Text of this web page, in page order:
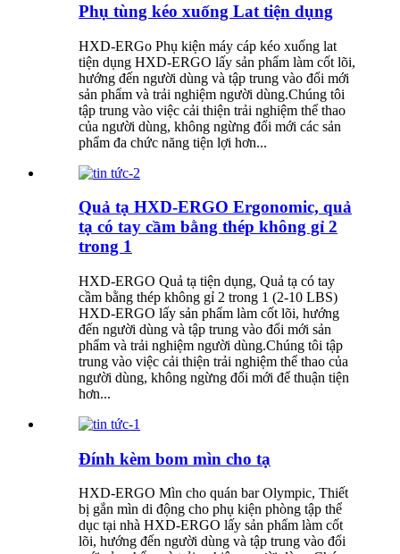
Phụ tùng kéo xuống Lat tiện dụng
HXD-ERGo Phụ kiện máy cáp kéo xuống lat
tiện dụng HXD-ERGO lấy sản phẩm làm cốt lõi,
hướng đến người dùng và tập trung vào đổi mới
sản phẩm và trải nghiệm người dùng.Chúng tôi
tập trung vào việc cải thiện trải nghiệm thể thao
của người dùng, không ngừng đổi mới các sản
phẩm đa chức năng tiện lợi hơn...
Quả tạ HXD-ERGO Ergonomic, quả
tạ có tay cầm bằng thép không gỉ 2
trong 1
HXD-ERGO Quả tạ tiện dụng, Quả tạ có tay
cầm bằng thép không gỉ 2 trong 1 (2-10 LBS)
HXD-ERGO lấy sản phẩm làm cốt lõi, hướng
đến người dùng và tập trung vào đổi mới sản
phẩm và trải nghiệm người dùng.Chúng tôi tập
trung vào việc cải thiện trải nghiệm thể thao của
người dùng, không ngừng đổi mới để thuận tiện
hơn...
Đính kèm bom mìn cho tạ
HXD-ERGO Mìn cho quán bar Olympic, Thiết
bị gắn mìn di động cho phụ kiện phòng tập thể
dục tại nhà HXD-ERGO lấy sản phẩm làm cốt
lõi, hướng đến người dùng và tập trung vào đổi